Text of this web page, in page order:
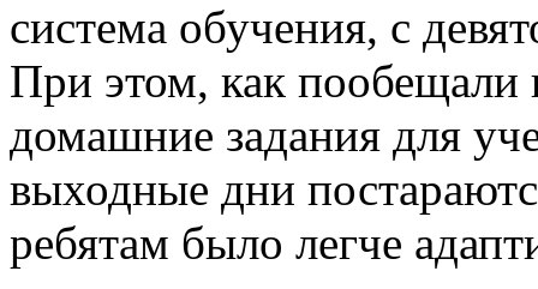
система обучения, с
При этом, как пообещали
домашние задания для
выходные дни
ребятам было легче